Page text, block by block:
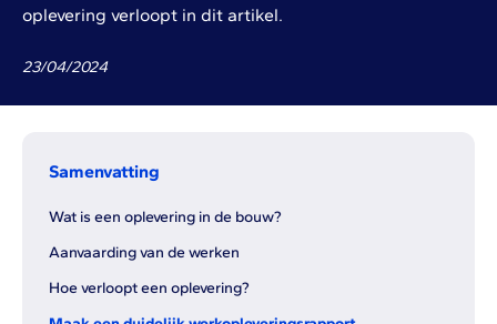
oplevering verloopt in dit artikel.
23/04/2024
Samenvatting
Wat is een oplevering in de bouw?
Aanvaarding van de werken
Hoe verloopt een oplevering?